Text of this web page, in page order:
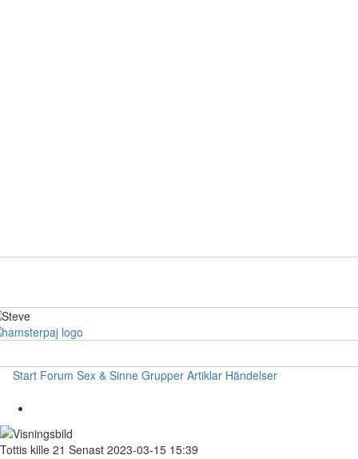
Start Forum Sex & Sinne Grupper Artiklar Händelser
Tottis kille 21 Senast 2023-03-15 15:39